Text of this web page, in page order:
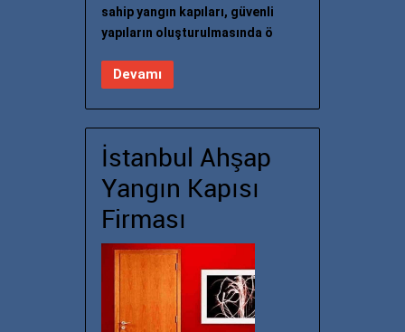
sahip yangın kapıları, güvenli
yapıların oluşturulmasında ö
Devamı
İstanbul Ahşap
Yangın Kapısı
Firması